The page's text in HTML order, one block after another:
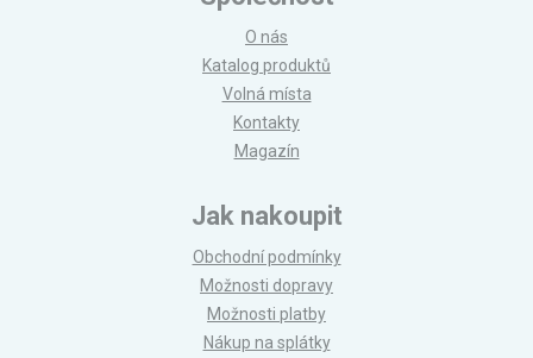
O nás
Katalog produktů
Volná místa
Kontakty
Magazín
Jak nakoupit
Obchodní podmínky
Možnosti dopravy
Možnosti platby
Nákup na splátky